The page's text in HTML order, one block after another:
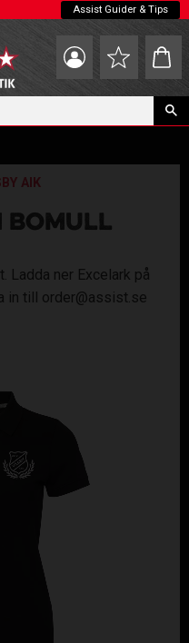
Assist Guider & Tips
Favoriter
AIK
BOMULL
Ladda ner Excelark på
in till order@assist.se